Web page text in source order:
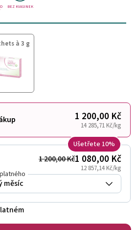
BEZ KVASINEK
à 3 g
1 200,00 Kč
14 285,71 Kč/kg
Ušetřete 10%
1 200,00 Kč1 080,00 Kč
12 857,14 Kč/kg